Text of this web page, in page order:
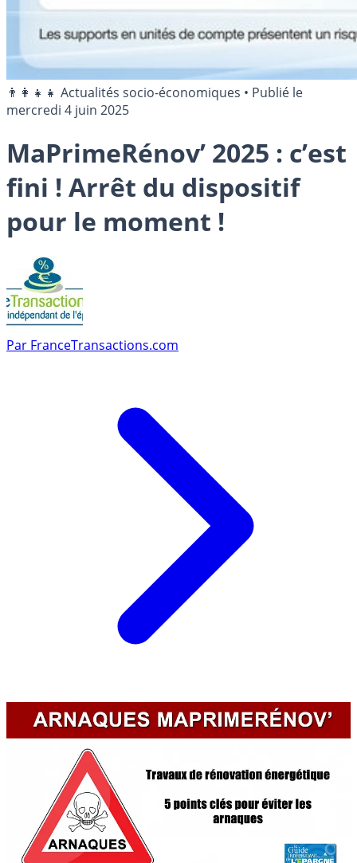
👨‍👩‍👧‍👧 Actualités socio-économiques • Publié le
mercredi 4 juin 2025
MaPrimeRénov’ 2025 : c’est
fini ! Arrêt du dispositif
pour le moment !
Par FranceTransactions.com